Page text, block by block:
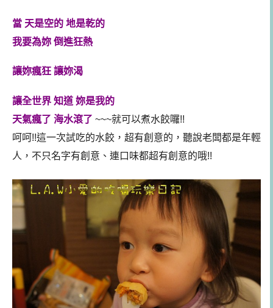
當 天是空的 地是乾的
我要為妳 倒進狂熱
讓妳瘋狂 讓妳渴
讓全世界 知道 妳是我的
天氣瘋了 海水滾了 ~~~就可以煮水餃囉!!
呵呵!!這一次試吃的水餃，超有創意的，聽說老闆都是年輕
人，不只名字有創意、連口味都超有創意的哦!!